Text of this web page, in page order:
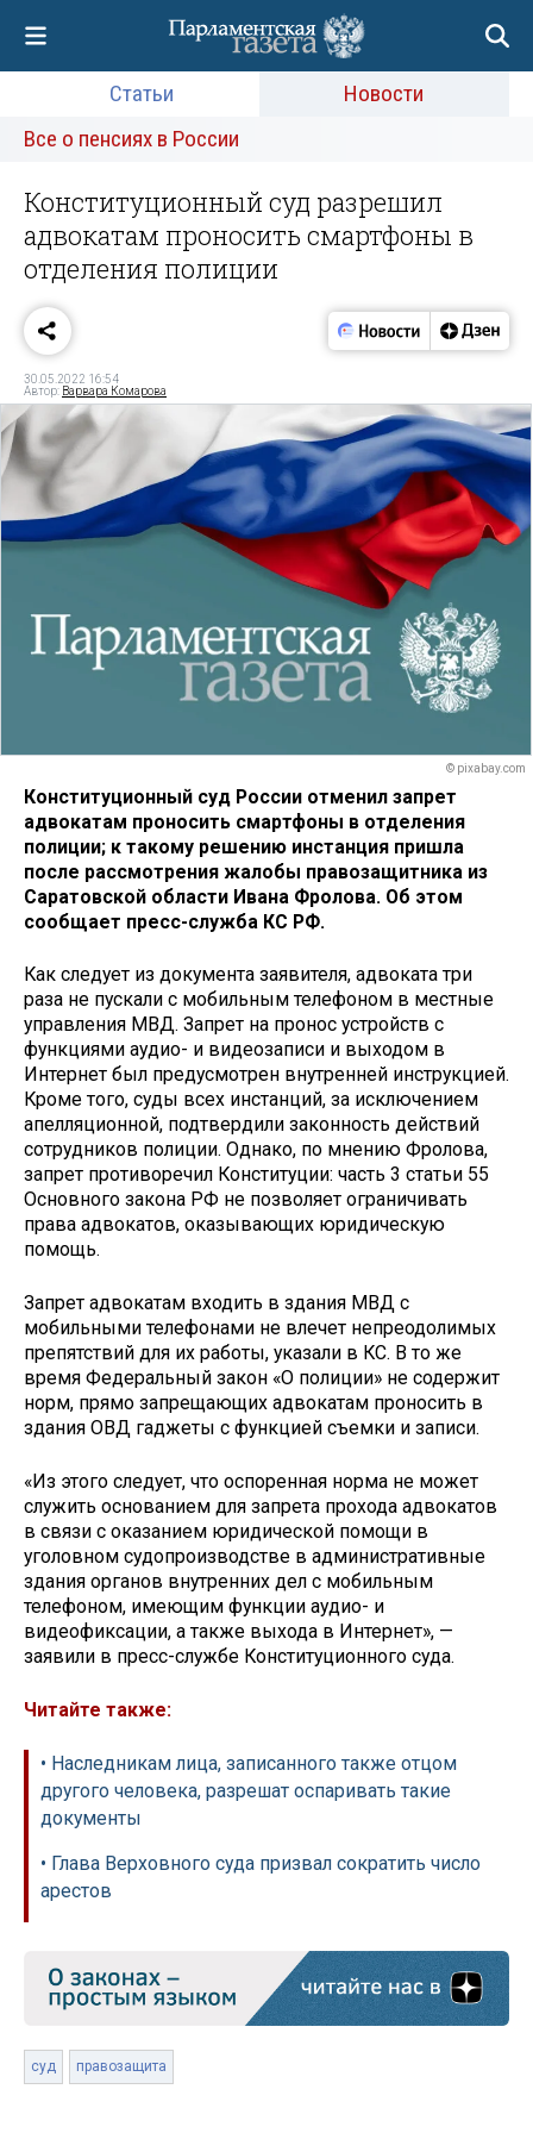
Статьи
Новости
Все о пенсиях в России
Конституционный суд разрешил
адвокатам проносить смартфоны в
отделения полиции
30.05.2022 16:54
Автор: Варвара Комарова
© pixabay.com
Конституционный суд России отменил запрет
адвокатам проносить смартфоны в отделения
полиции; к такому решению инстанция пришла
после рассмотрения жалобы правозащитника из
Саратовской области Ивана Фролова. Об этом
сообщает пресс-служба КС РФ.
Как следует из документа заявителя, адвоката три
раза не пускали с мобильным телефоном в местные
управления МВД. Запрет на пронос устройств с
функциями аудио- и видеозаписи и выходом в
Интернет был предусмотрен внутренней инструкцией.
Кроме того, суды всех инстанций, за исключением
апелляционной, подтвердили законность действий
сотрудников полиции. Однако, по мнению Фролова,
запрет противоречил Конституции: часть 3 статьи 55
Основного закона РФ не позволяет ограничивать
права адвокатов, оказывающих юридическую
помощь.
Запрет адвокатам входить в здания МВД с
мобильными телефонами не влечет непреодолимых
препятствий для их работы, указали в КС. В то же
время Федеральный закон «О полиции» не содержит
норм, прямо запрещающих адвокатам проносить в
здания ОВД гаджеты с функцией съемки и записи.
«Из этого следует, что оспоренная норма не может
служить основанием для запрета прохода адвокатов
в связи с оказанием юридической помощи в
уголовном судопроизводстве в административные
здания органов внутренних дел с мобильным
телефоном, имеющим функции аудио- и
видеофиксации, а также выхода в Интернет», —
заявили в пресс-службе Конституционного суда.
Читайте также:
• Наследникам лица, записанного также отцом
другого человека, разрешат оспаривать такие
документы
• Глава Верховного суда призвал сократить число
арестов
суд правозащита